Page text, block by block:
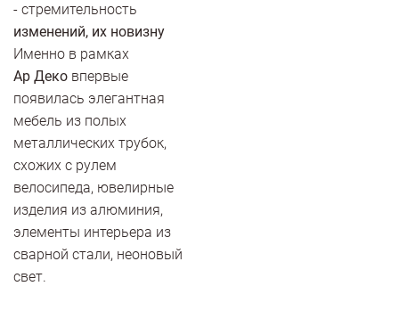
- стремительность
изменений, их новизну
Именно в рамках
Ар Деко впервые
появилась элегантная
мебель из полых
металлических трубок,
схожих с рулем
велосипеда, ювелирные
изделия из алюминия,
элементы интерьера из
сварной стали, неоновый
свет.